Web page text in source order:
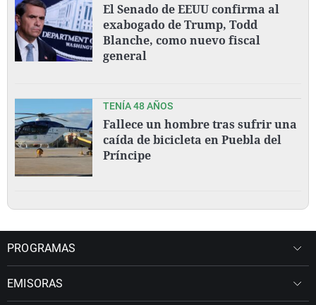
El Senado de EEUU confirma al
exabogado de Trump, Todd
Blanche, como nuevo fiscal
general
TENÍA 48 AÑOS
Fallece un hombre tras sufrir una
caída de bicicleta en Puebla del
Príncipe
PROGRAMAS
EMISORAS